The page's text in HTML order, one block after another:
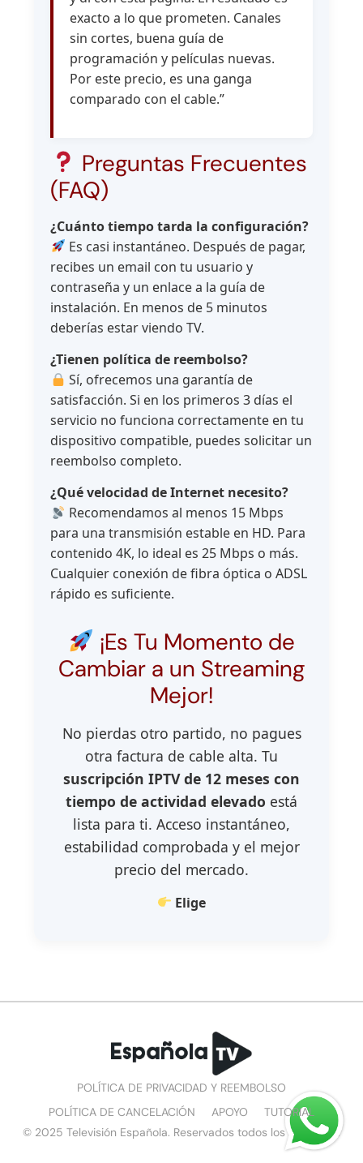
exacto a lo que prometen. Canales
sin cortes, buena guía de
programación y películas nuevas.
Por este precio, es una ganga
comparado con el cable.”
Preguntas Frecuentes
(FAQ)
¿Cuánto tiempo tarda la configuración?
Es casi instantáneo. Después de pagar,
recibes un email con tu usuario y
contraseña y un enlace a la guía de
instalación. En menos de 5 minutos
deberías estar viendo TV.
¿Tienen política de reembolso?
Sí, ofrecemos una garantía de
satisfacción. Si en los primeros 3 días el
servicio no funciona correctamente en tu
dispositivo compatible, puedes solicitar un
reembolso completo.
¿Qué velocidad de Internet necesito?
Recomendamos al menos 15 Mbps
para una transmisión estable en HD. Para
contenido 4K, lo ideal es 25 Mbps o más.
Cualquier conexión de fibra óptica o ADSL
rápido es suficiente.
¡Es Tu Momento de
Cambiar a un Streaming
Mejor!
No pierdas otro partido, no pagues
otra factura de cable alta. Tu
suscripción IPTV de 12 meses con
tiempo de actividad elevado está
lista para ti. Acceso instantáneo,
estabilidad comprobada y el mejor
precio del mercado.
Elige
POLÍTICA DE PRIVACIDAD Y REEMBOLSO
POLÍTICA DE CANCELACIÓN
APOYO
TUTORIAL
© 2025 Televisión Española. Reservados todos los derechos.